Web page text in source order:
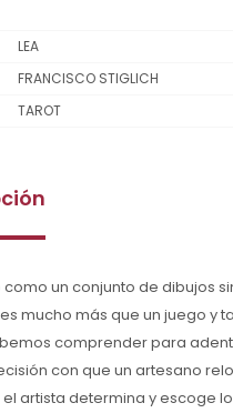
LEA
FRANCISCO STIGLICH
TAROT
un conjunto de dibujos
mucho más que un juego y
comprender para
con que un artesano
artista determina y escoge